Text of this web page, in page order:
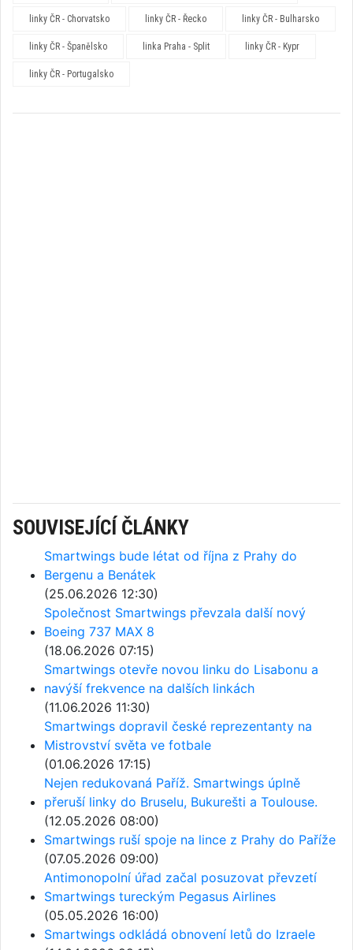
linky ČR - Chorvatsko linky ČR - Řecko linky ČR - Bulharsko
linky ČR - Španělsko linka Praha - Split linky ČR - Kypr
linky ČR - Portugalsko
SOUVISEJÍCÍ ČLÁNKY
Smartwings bude létat od října z Prahy do
Bergenu a Benátek
(25.06.2026 12:30)
Společnost Smartwings převzala další nový
Boeing 737 MAX 8
(18.06.2026 07:15)
Smartwings otevře novou linku do Lisabonu a
navýší frekvence na dalších linkách
(11.06.2026 11:30)
Smartwings dopravil české reprezentanty na
Mistrovství světa ve fotbale
(01.06.2026 17:15)
Nejen redukovaná Paříž. Smartwings úplně
přeruší linky do Bruselu, Bukurešti a Toulouse.
(12.05.2026 08:00)
Smartwings ruší spoje na lince z Prahy do Paříže
(07.05.2026 09:00)
Antimonopolní úřad začal posuzovat převzetí
Smartwings tureckým Pegasus Airlines
(05.05.2026 16:00)
Smartwings odkládá obnovení letů do Izraele